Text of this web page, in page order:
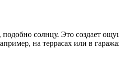
солнцу. Это создает
на террасах или в